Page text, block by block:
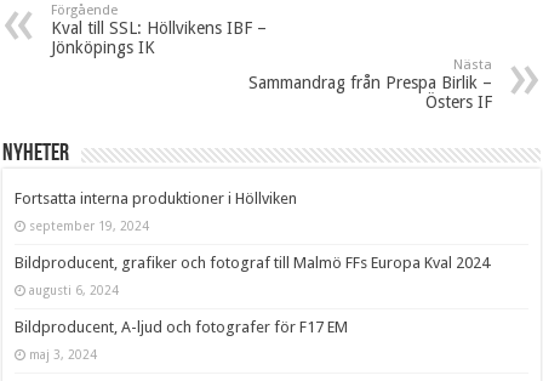
Förgående
Kval till SSL: Höllvikens IBF –
Jönköpings IK
Nästa
Sammandrag från Prespa Birlik –
Östers IF
Nyheter
Fortsatta interna produktioner i Höllviken
september 19, 2024
Bildproducent, grafiker och fotograf till Malmö FFs Europa Kval 2024
augusti 6, 2024
Bildproducent, A-ljud och fotografer för F17 EM
maj 3, 2024